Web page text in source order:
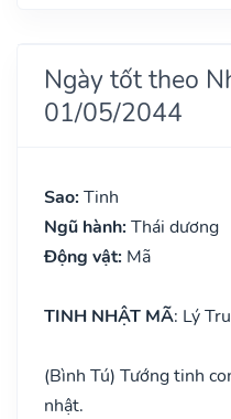
Ngày tốt theo
01/05/2044
Sao: Tinh
Ngũ hành: Thái dương
Động vật: Mã
TINH NHẬT MÃ: Lý
(Bình Tú) Tướng tinh
nhật.